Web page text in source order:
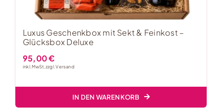
Luxus Geschenkbox mit Sekt & Feinkost –
Glücksbox Deluxe
95,00€
inkl. MwSt, zzgl.Versand
IN DEN WARENKORB